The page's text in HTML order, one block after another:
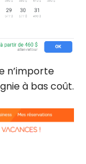
n’importe
à bas coût.